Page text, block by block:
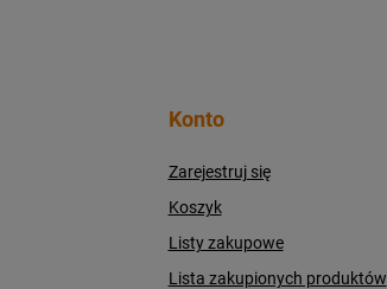
Konto
Zarejestruj się
Koszyk
Listy zakupowe
Lista zakupionych produktów